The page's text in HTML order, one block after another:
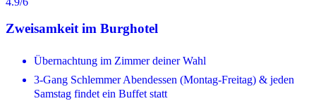
Zweisamkeit im Burghotel
Übernachtung im Zimmer deiner Wahl
3-Gang Schlemmer Abendessen (Montag-Freitag) & jeden
Samstag findet ein Buffet statt